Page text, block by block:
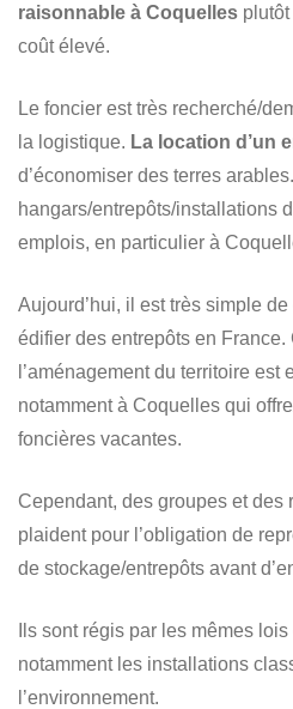
raisonnable à Coquelles
coût élevé.
Le foncier est très recherché/
la logistique. La location d’un
d’économiser des terres
hangars/entrepôts/installations
emplois, en particulier à
Aujourd’hui, il est très simple
édifier des entrepôts en France.
l’aménagement du territoire est
notamment à Coquelles qui
foncières vacantes.
Cependant, des groupes et
plaident pour l’obligation de
de stockage/entrepôts avant
Ils sont régis par les mêmes
notamment les installations
l’environnement.